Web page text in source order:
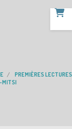
PREMIÈRES LECTURES
MITSI